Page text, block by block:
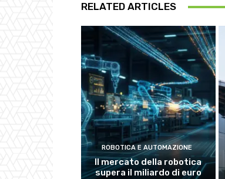
RELATED ARTICLES
ROBOTICA E AUTOMAZIONE
Il mercato della robotica
supera il miliardo di euro